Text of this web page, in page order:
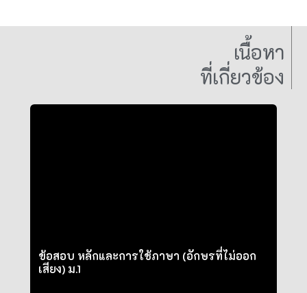
เนื้อหา
ที่เกี่ยวข้อง
ข้อสอบ หลักและการใช้ภาษา (อักษรที่ไม่ออก
เสียง) ม.1